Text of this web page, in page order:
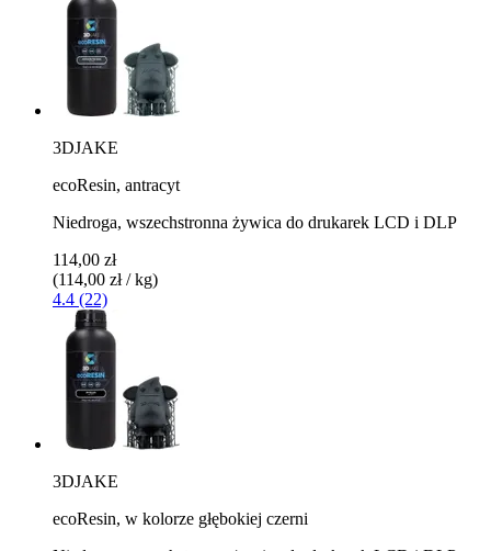
3DJAKE
ecoResin, antracyt
Niedroga, wszechstronna żywica do drukarek LCD i DLP
114,00 zł
(114,00 zł / kg)
4.4 (22)
3DJAKE
ecoResin, w kolorze głębokiej czerni